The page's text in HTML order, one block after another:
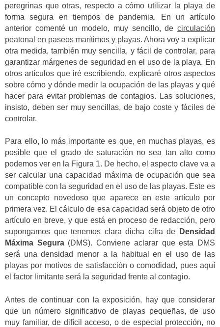
peregrinas que otras, respecto a cómo utilizar la playa de
forma segura en tiempos de pandemia. En un artículo
anterior comenté un modelo, muy sencillo, de circulación
peatonal en paseos marítimos y playas. Ahora voy a explicar
otra medida, también muy sencilla, y fácil de controlar, para
garantizar márgenes de seguridad en el uso de la playa. En
otros artículos que iré escribiendo, explicaré otros aspectos
sobre cómo y dónde medir la ocupación de las playas y qué
hacer para evitar problemas de contagios. Las soluciones,
insisto, deben ser muy sencillas, de bajo coste y fáciles de
controlar.
Para ello, lo más importante es que, en muchas playas, es
posible que el grado de saturación no sea tan alto como
podemos ver en la Figura 1. De hecho, el aspecto clave va a
ser calcular una capacidad máxima de ocupación que sea
compatible con la seguridad en el uso de las playas. Este es
un concepto novedoso que aparece en este artículo por
primera vez. El cálculo de esa capacidad será objeto de otro
artículo en breve, y que está en proceso de redacción, pero
supongamos que tenemos clara dicha cifra de
Densidad
Máxima Segura(DMS). Conviene aclarar que esta DMS
será una densidad menor a la habitual en el uso de las
playas por motivos de satisfacción o comodidad, pues aquí
el factor limitante será la seguridad frente al contagio.
Antes de continuar con la exposición, hay que considerar
que un número significativo de playas pequeñas, de uso
muy familiar, de difícil acceso, o de especial protección, no